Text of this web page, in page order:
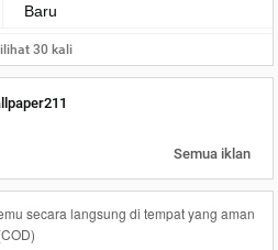
Baru
30 kali
Semua iklan
secara langsung di tempat yang aman